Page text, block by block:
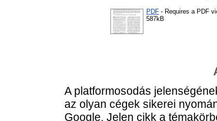
PDF - Requires a PDF
587kB
A platformosodás
az olyan cégek sikerei
Google. Jelen cikk a